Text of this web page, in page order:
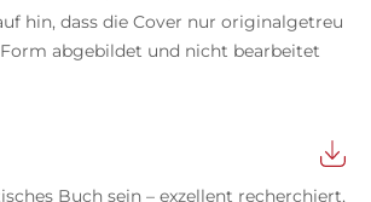
hin, dass die Cover nur originalgetreu
abgebildet und nicht bearbeitet
Buch sein – exzellent recherchiert,